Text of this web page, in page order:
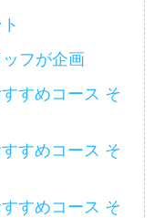
フが企画
すめコース そ
すめコース そ
すめコース そ